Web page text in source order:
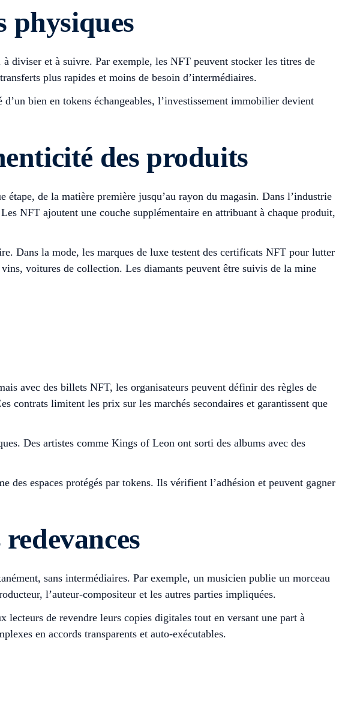
physiques
diviser et à suivre. Par exemple, les NFT peuvent stocker les titres de
plus rapides et moins de besoin d’intermédiaires.
bien en tokens échangeables, l’investissement immobilier devient
des produits
de la matière première jusqu’au rayon du magasin. Dans l’industrie
NFT ajoutent une couche supplémentaire en attribuant à chaque produit,
Dans la mode, les marques de luxe testent des certificats NFT pour lutter
voitures de collection. Les diamants peuvent être suivis de la mine
avec des billets NFT, les organisateurs peuvent définir des règles de
contrats limitent les prix sur les marchés secondaires et garantissent que
Des artistes comme Kings of Leon ont sorti des albums avec des
des espaces protégés par tokens. Ils vérifient l’adhésion et peuvent gagner
sans intermédiaires. Par exemple, un musicien publie un morceau
l’auteur-compositeur et les autres parties impliquées.
de revendre leurs copies digitales tout en versant une part à
en accords transparents et auto-exécutables.